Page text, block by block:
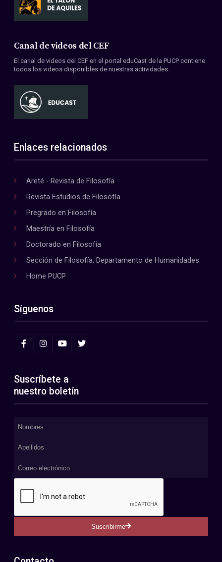
Canal de videos del CEF
El canal de videos del CEF en el portal eduCast de la PUCP contiene
todos los videos disponibles de nuestras actividades.
Enlaces relacionados
Areté - Revista de Filosofía
Revista Estudios de Filosofía
Pregrado en Filosofía
Maestría en Filosofía
Doctorado en Filosofía
Sección de Filosofía, Departamento de Humanidades
Home PUCP
Síguenos
Suscríbete a
nuestro boletín
Suscribirme